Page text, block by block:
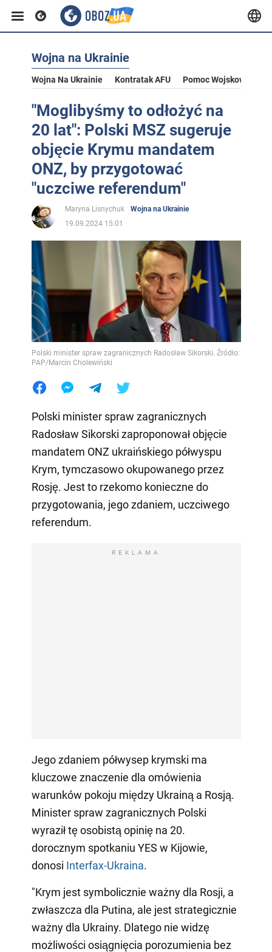
Wojna na Ukrainie
Wojna Na Ukrainie Kontratak AFU Pomoc Wojskowa Dla
"Moglibyśmy to odłożyć na
20 lat": Polski MSZ sugeruje
objęcie Krymu mandatem
ONZ, by przygotować
"uczciwe referendum"
Maryna Lisnychuk
Wojna na Ukrainie
19.09.2024 15:01
Polski minister spraw zagranicznych Radosław Sikorski. Źródło:
PAP/Marcin Cholewiński
Polski minister spraw zagranicznych
Radosław Sikorski zaproponował objęcie
mandatem ONZ ukraińskiego półwyspu
Krym, tymczasowo okupowanego przez
Rosję. Jest to rzekomo konieczne do
przygotowania, jego zdaniem, uczciwego
referendum.
REKLAMA
Jego zdaniem półwysep krymski ma
kluczowe znaczenie dla omówienia
warunków pokoju między Ukrainą a Rosją.
Minister spraw zagranicznych Polski
wyraził tę osobistą opinię na 20.
dorocznym spotkaniu YES w Kijowie,
donosi Interfax-Ukraina.
"Krym jest symbolicznie ważny dla Rosji, a
zwłaszcza dla Putina, ale jest strategicznie
ważny dla Ukrainy. Dlatego nie widzę
możliwości osiągnięcia porozumienia bez